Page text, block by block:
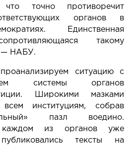
точно противоречит
органов в
Единственная
такому
— НАБУ.
ситуацию с
системы органов
Широкими мазками
институциям, собрав
пазл воедино.
из органов уже
тексты на